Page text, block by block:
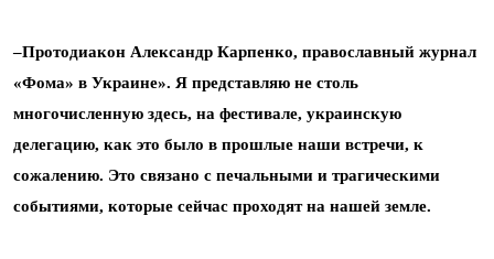
–Протодиакон Александр Карпенко, православный журнал
«Фома» в Украине». Я представляю не столь
многочисленную здесь, на фестивале, украинскую
делегацию, как это было в прошлые наши встречи, к
сожалению. Это связано с печальными и трагическими
событиями, которые сейчас проходят на нашей земле.